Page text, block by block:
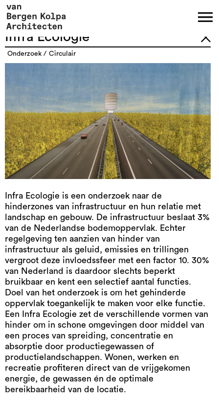
Infra Ecologie
onderzoek circulair
Infra Ecologie is een onderzoek naar de
hinderzones van infrastructuur en hun relatie met
landschap en gebouw. De infrastructuur beslaat 3%
van de Nederlandse bodemoppervlak. Echter
regelgeving ten aanzien van hinder van
infrastructuur als geluid, emissies en trillingen
vergroot deze invloedssfeer met een factor 10. 30%
van Nederland is daardoor slechts beperkt
bruikbaar en kent een selectief aantal functies.
Doel van het onderzoek is om het gehinderde
oppervlak toegankelijk te maken voor elke functie.
Een Infra Ecologie zet de verschillende vormen van
hinder om in schone omgevingen door middel van
een proces van spreiding, concentratie en
absorptie door productiegewassen of
productielandschappen. Wonen, werken en
recreatie profiteren direct van de vrijgekomen
energie, de gewassen én de optimale
bereikbaarheid van de locatie.